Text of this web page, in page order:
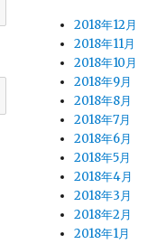
2018年12月
2018年11月
2018年10月
2018年9月
2018年8月
2018年7月
2018年6月
2018年5月
2018年4月
2018年3月
2018年2月
2018年1月